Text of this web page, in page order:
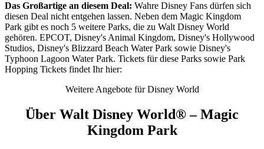
Das Großartige an diesem Deal: Wahre Disney Fans dürfen sich
diesen Deal nicht entgehen lassen. Neben dem Magic Kingdom
Park gibt es noch 5 weitere Parks, die zu Walt Disney World
gehören. EPCOT, Disney's Animal Kingdom, Disney's Hollywood
Studios, Disney's Blizzard Beach Water Park sowie Disney's
Typhoon Lagoon Water Park. Tickets für diese Parks sowie Park
Hopping Tickets findet Ihr hier:
Weitere Angebote für Disney World
Über Walt Disney World®– Magic
Kingdom Park